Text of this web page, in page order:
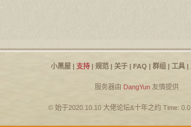
小黑屋 | 支持 | 规范 | 关于 | FAQ | 群组 | 工具 |
服务器由 DangYun 友情提供
© 始于2020.10.10 大佬论坛&十年之约Time: